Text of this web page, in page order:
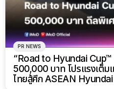
PR NEWS
“Road to Hyundai
500,000 บาท โปรแรงเต็ม
ไทยสู้ศึก ASEAN